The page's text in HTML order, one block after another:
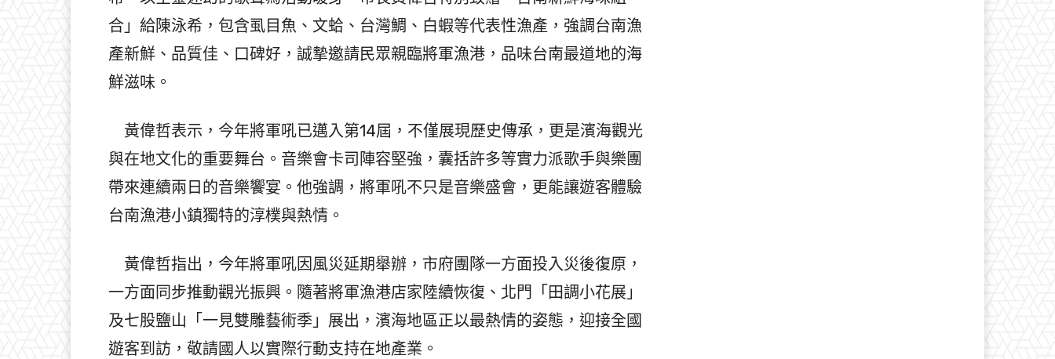
合」給陳泳希，包含虱目魚、文蛤、台灣鯛、白蝦等代表性漁產，強調台南漁
產新鮮、品質佳、口碑好，誠摯邀請民眾親臨將軍漁港，品味台南最道地的海
鮮滋味。
黃偉哲表示，今年將軍吼已邁入第14屆，不僅展現歷史傳承，更是濱海觀光
與在地文化的重要舞台。音樂會卡司陣容堅強，囊括許多等實力派歌手與樂團
帶來連續兩日的音樂饗宴。他強調，將軍吼不只是音樂盛會，更能讓遊客體驗
台南漁港小鎮獨特的淳樸與熱情。
黃偉哲指出，今年將軍吼因風災延期舉辦，市府團隊一方面投入災後復原，
一方面同步推動觀光振興。隨著將軍漁港店家陸續恢復、北門「田調小花展」
及七股鹽山「一見雙雕藝術季」展出，濱海地區正以最熱情的姿態，迎接全國
遊客到訪，敬請國人以實際行動支持在地產業。